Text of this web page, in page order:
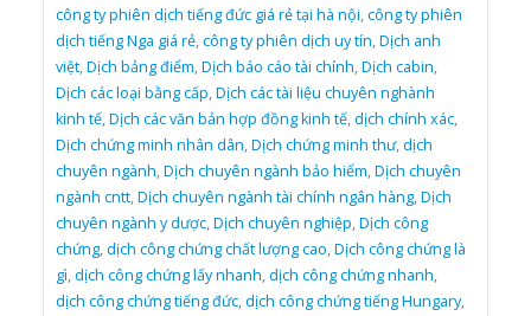
công ty phiên dịch tiếng đức giá rẻ tại hà nội,công ty phiên
dịch tiếng Nga giá rẻ,công ty phiên dịch uy tín,Dịch anh
việt,Dịch bảng điểm,Dịch báo cáo tài chính,Dịch cabin,
Dịch các loại bằng cấp,Dịch các tài liệu chuyên nghành
kinh tế,Dịch các văn bản hợp đồng kinh tế,dịch chính xác,
Dịch chứng minh nhân dân,Dịch chứng minh thư,dịch
chuyên ngành,Dịch chuyên ngành bảo hiểm,Dịch chuyên
ngành cntt,Dịch chuyên ngành tài chính ngân hàng,Dịch
chuyên ngành y dược,Dịch chuyên nghiệp,Dịch công
chứng,dịch công chứng chất lượng cao,Dịch công chứng là
gì,dịch công chứng lấy nhanh,dịch công chứng nhanh,
dịch công chứng tiếng đức,dịch công chứng tiếng Hungary,